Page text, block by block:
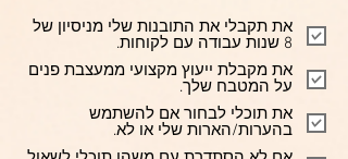
את מקבלת ייעוץ מקצועי ממעצבת פנים
על המטבח שלך.
את תקבלי את התובנות שלי מניסיון של
8 שנות עבודה עם לקוחות.
את תוכלי לבחור אם להשתמש
בהערות/הארות שלי או לא.